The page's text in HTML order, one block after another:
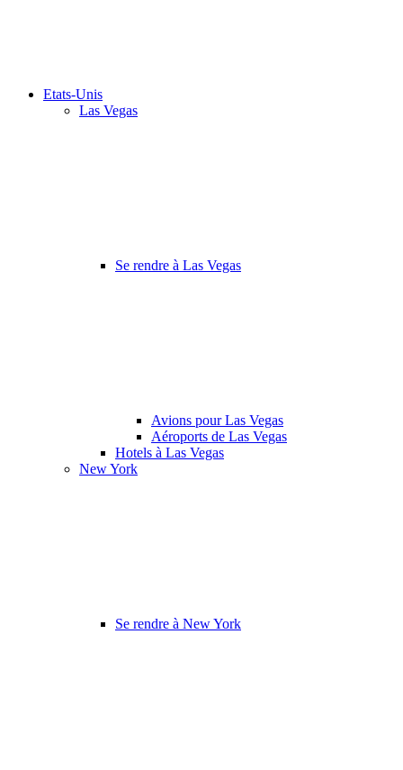
Etats-Unis
Las Vegas
Se rendre à Las Vegas
Avions pour Las Vegas
Aéroports de Las Vegas
Hotels à Las Vegas
New York
Se rendre à New York